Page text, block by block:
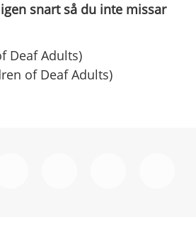
snart så du inte missar
Deaf Adults)
of Deaf Adults)